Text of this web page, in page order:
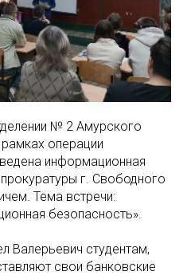
№ 2 Амурского
операции
информационная
г. Свободного
Тема встречи:
безопасность».
Валерьевич студентам,
свои банковские